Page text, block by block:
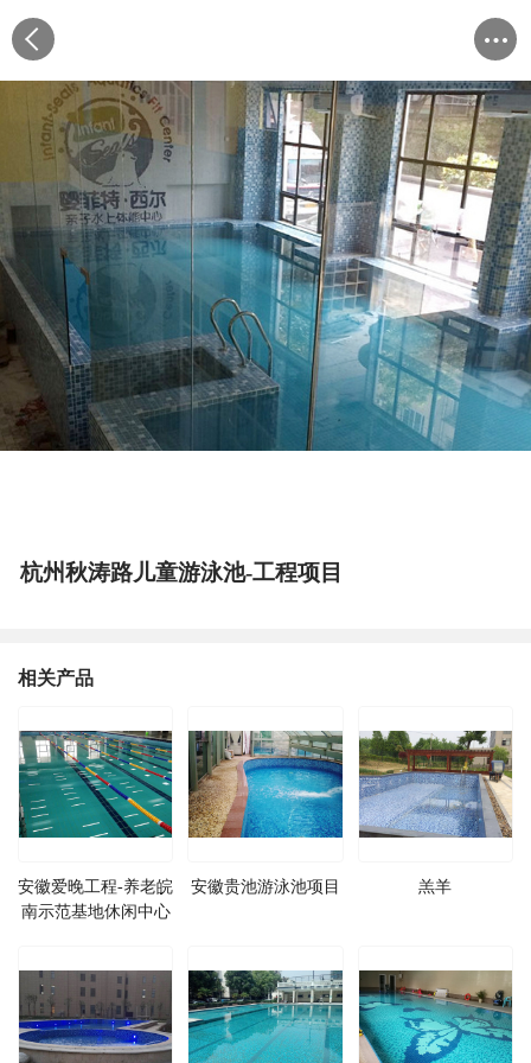
杭州秋涛路儿童游泳池-工程项目
相关产品
安徽爱晚工程-养老皖
南示范基地休闲中心
安徽贵池游泳池项目 羔羊